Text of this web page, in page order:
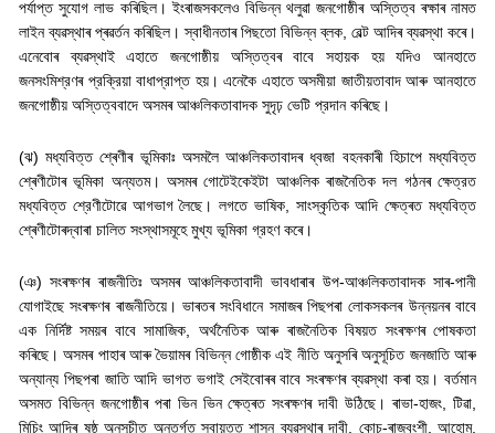
পর্যাপ্ত সুযোগ লাভ কৰিছিল। ইংৰাজসকলেও বিভিন্ন থলুৱা জনগোষ্ঠীৰ অস্তিত্ব ৰক্ষাৰ নামত
লাইন ব্যৱস্থাৰ প্ৰৱৰ্তন কৰিছিল। স্বাধীনতাৰ পিছতো বিভিন্ন ব্লক বেল্ট আদিৰ ব্যৱস্থা কৰে।
এনেবোৰ ব্যৱস্থাই এহাতে জনগোষ্ঠীয় অস্তিত্বৰ বাবে সহায়ক হয় যদিও আনহাতে
জনসংমিশ্রণৰ প্রক্রিয়া বাধাপ্রাপ্ত হয়। এনেকৈ এহাতে অসমীয়া জাতীয়তাবাদ আৰু আনহাতে
জনগোষ্ঠীয় অস্তিত্ববাদে অসমৰ আঞ্চলিকতাবাদক সুদৃঢ় ভেটি প্রদান কৰিছে।
(ঝ) মধ্যবিত্ত শ্ৰেণীৰ ভূমিকাঃ অসমলৈ আঞ্চলিকতাবাদৰ ধ্বজা বহনকাৰী হিচাপে মধ্যবিত্ত
শ্ৰেণীটোৰ ভূমিকা অন্যতম। অসমৰ গোটেইকেইটা আঞ্চলিক ৰাজনৈতিক দল গঠনৰ ক্ষেত্রত
মধ্যবিত্ত শ্রেণীটোৱে আগভাগ লৈছে। লগতে ভাষিক, সাংস্কৃতিক আদি ক্ষেত্ৰত মধ্যবিত্ত
শ্ৰেণীটোৰদ্বাৰা চালিত সংস্থাসমূহে মুখ্য ভূমিকা গ্রহণ কৰে।
(ঞ) সংৰক্ষণৰ ৰাজনীতিঃ অসমৰ আঞ্চলিকতাবাদী ভাবধাৰাৰ উপ-আঞ্চলিকতাবাদক সাৰ-পানী
যোগাইছে সংৰক্ষণৰ ৰাজনীতিয়ে। ভাৰতৰ সংবিধানে সমাজৰ পিছপৰা লোকসকলৰ উন্নয়নৰ বাবে
এক নির্দিষ্ট সময়ৰ বাবে সামাজিক
অর্থনৈতিক আৰু ৰাজনৈতিক বিষয়ত সংৰক্ষণৰ পোষকতা
কৰিছে। অসমৰ পাহাৰ আৰু ভৈয়ামৰ বিভিন্ন গোষ্ঠীক এই নীতি অনুসৰি অনুসূচিত জনজাতি আৰু
অন্যান্য পিছপৰা জাতি আদি ভাগত ভগাই সেইবোৰৰ বাবে সংৰক্ষণৰ ব্যৱস্থা কৰা হয়। বর্তমান
অসমত বিভিন্ন জনগোষ্ঠীৰ পৰা ভিন ভিন ক্ষেত্ৰত সংৰক্ষণৰ দাবী উঠিছে। ৰাভা-হাজং ,টিৱা
মিচিং আদিৰ ষষ্ঠ অনুসূচীত অন্তর্গত স্বায়ত্ত শাসন ব্যৱস্থাৰ দাবী
কোচ-ৰাজবংশী,আহোম,